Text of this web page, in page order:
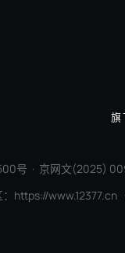
旗
号 · 京网文(2025)
https://www.12377.cn